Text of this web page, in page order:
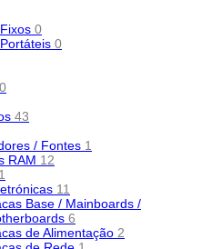
0
0
0
43
/ Fontes 1
RAM 12
1
11
Base / Mainboards /
6
de Alimentação 2